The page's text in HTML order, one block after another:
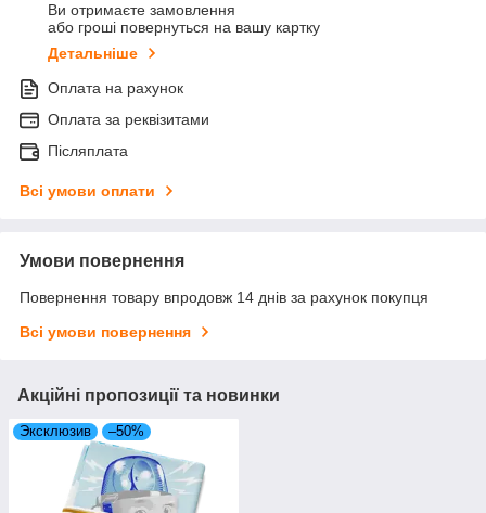
Ви отримаєте замовлення
або гроші повернуться на вашу картку
Детальніше
Оплата на рахунок
Оплата за реквізитами
Післяплата
Всі умови оплати
Умови повернення
Повернення товару впродовж 14 днів за рахунок покупця
Всі умови повернення
Акційні пропозиції та новинки
Эксклюзив –50%